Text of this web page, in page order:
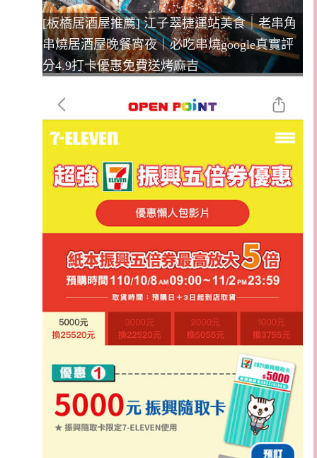
[板橋居酒屋推薦] 江子翠捷運站美食｜老串角
串燒居酒屋晚餐宵夜｜必吃串燒google真實評
分4.9打卡優惠免費送烤麻吉